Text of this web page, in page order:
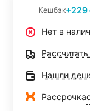
Кешбэк+229
Нет в
Нашли
Рассрочка